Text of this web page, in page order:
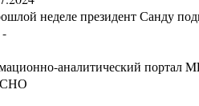
неделе президент Санду
аналитический портал